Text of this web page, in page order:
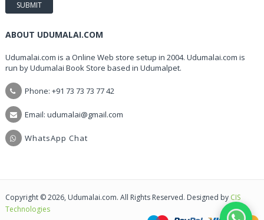
ABOUT UDUMALAI.COM
Udumalai.com is a Online Web store setup in 2004. Udumalai.com is
run by Udumalai Book Store based in Udumalpet.
Phone: +91 73 73 73 77 42
Email: udumalai@gmail.com
WhatsApp Chat
Copyright © 2026, Udumalai.com. All Rights Reserved. Designed by CIS
Technologies